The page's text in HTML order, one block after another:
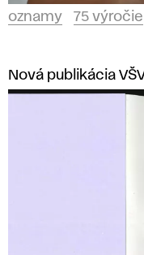
oznamy 75 výročie
Nová publikácia